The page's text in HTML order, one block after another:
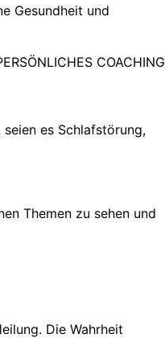
Gesundheit und
COACHING
es Schlafstörung,
Themen zu sehen und
Die Wahrheit